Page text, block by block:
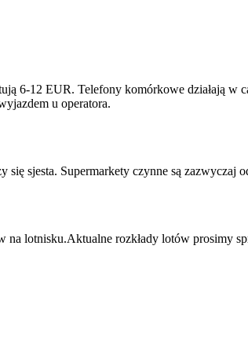
6-12 EUR. Telefony komórkowe działają w
u operatora.
sjesta. Supermarkety czynne są zazwyczaj
lotnisku.Aktualne rozkłady lotów prosimy